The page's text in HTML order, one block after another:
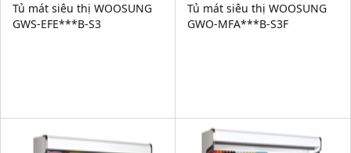
Tủ mát siêu thị WOOSUNG
GWS-EFE***B-S3
Tủ mát siêu thị WOOSUNG
GWO-MFA***B-S3F